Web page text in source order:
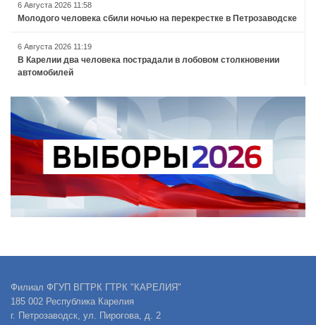
6 Августа 2026 11:58
Молодого человека сбили ночью на перекрестке в Петрозаводске
6 Августа 2026 11:19
В Карелии два человека пострадали в лобовом столкновении
автомобилей
Филиал ФГУП ВГТРК ГТРК "КАРЕЛИЯ"
185 002 Республика Карелия
г. Петрозаводск, ул. Пирогова, д. 2